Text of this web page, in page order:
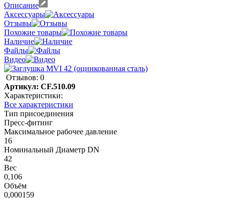
Описание
Аксессуары
Отзывы
Похожие товары
Наличие
Файлы
Видео
Отзывов: 0
Артикул: CF.510.09
Характеристики:
Все характеристики
Тип присоединения
Пресс-фитинг
Максимальное рабочее давление
16
Номинальный Диаметр DN
42
Вес
0,106
Объём
0,000159